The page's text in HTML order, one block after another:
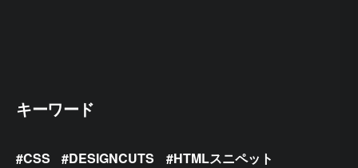
キーワード
CSS DESIGNCUTS
HTMLスニペット